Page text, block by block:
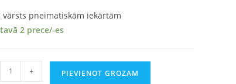
vārsts pneimatiskām iekārtām
2 prece/-es
+ PIEVIENOT GROZAM